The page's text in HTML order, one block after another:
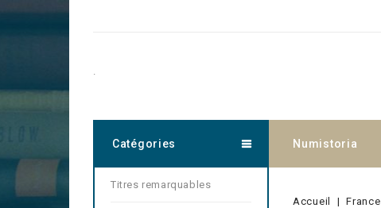
.
Numistoria
Catégories
Titres remarquables
Accueil France